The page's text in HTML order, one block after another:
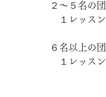
２～５名の団
１レッスン
60分
６名以上の団
１レッスン
60分